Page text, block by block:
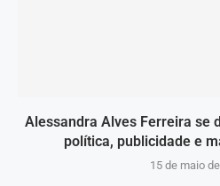
Alessandra Alves Ferreira se
política, publicidade e
15 de maio